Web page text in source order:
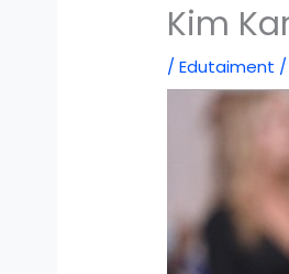
Kim
/Edutaiment